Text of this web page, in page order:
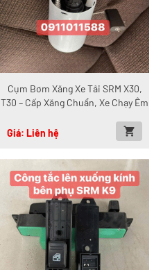
Cụm Bơm Xăng Xe Tải SRM X30,
T30 – Cấp Xăng Chuẩn, Xe Chạy Êm
Giá: Liên hệ